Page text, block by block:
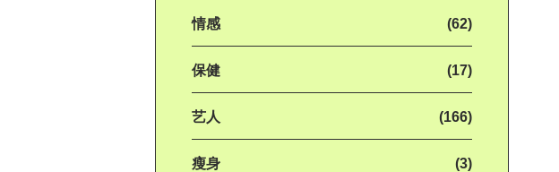
情感 (62)
保健 (17)
艺人 (166)
瘦身 (3)